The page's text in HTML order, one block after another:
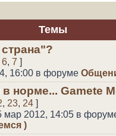
Темы
6, 7 ]
16:00 в форуме
норме... Gamete
, 23, 24 ]
мар 2012, 14:05 в
)